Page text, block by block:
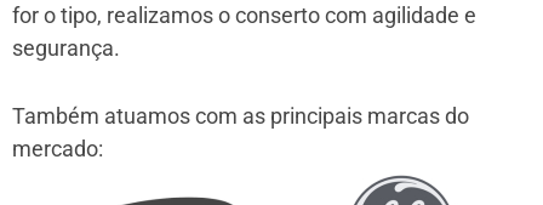
for o tipo, realizamos o conserto com agilidade e
segurança.
Também atuamos com as principais marcas do
mercado: